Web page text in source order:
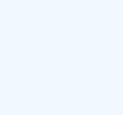
সমাধান